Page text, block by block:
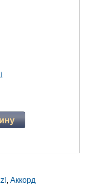
, Аккорд